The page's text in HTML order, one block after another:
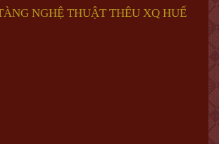
NGHỆ THUẬT THÊU XQ HUẾ